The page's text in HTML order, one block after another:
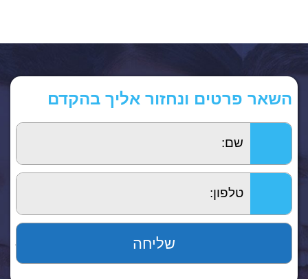
השאר פרטים ונחזור אליך בהקדם